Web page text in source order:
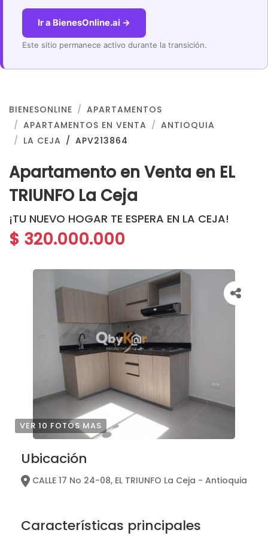
Ir a BienesOnline.ai →
Este sitio permanece activo durante la transición.
BIENESONLINE
APARTAMENTOS
APARTAMENTOS EN VENTA
ANTIOQUIA
LA CEJA
APV213864
Apartamento en Venta en EL
TRIUNFO La Ceja
¡TU NUEVO HOGAR TE ESPERA EN LA CEJA!
$ 320.000.000
VER 10 FOTOS MAS
Ubicación
CALLE 17 No 24-08, EL TRIUNFO La Ceja - Antioquia
Características principales